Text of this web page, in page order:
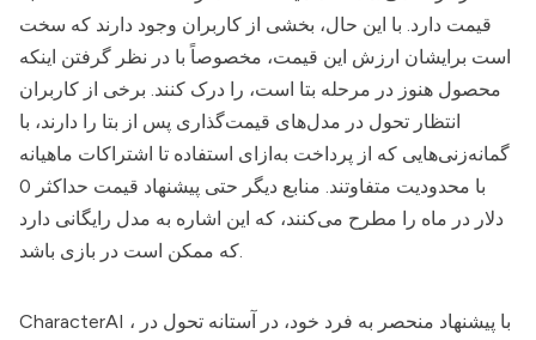
قیمت دارد. با این حال، بخشی از کاربران وجود دارند که سخت
است برایشان ارزش این قیمت، مخصوصاً با در نظر گرفتن اینکه
محصول هنوز در مرحله بتا است، را درک کنند. برخی از کاربران
انتظار تحول در مدل‌های قیمت‌گذاری پس از بتا را دارند، با
گمانه‌زنی‌هایی که از پرداخت‌ به‌ازای استفاده تا اشتراکات ماهیانه
با محدودیت متفاوتند. منابع دیگر حتی پیشنهاد قیمت حداکثر 0
دلار در ماه را مطرح می‌کنند، که این اشاره به مدل رایگانی دارد
CharacterAI ، با پیشنهاد منحصر به فرد خود، در آستانه تحول در